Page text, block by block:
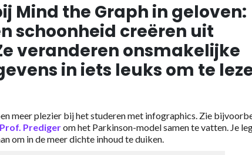
Mind the Graph in geloven:
schoonheid creëren uit
veranderen onsmakelijke
in iets leuks om te
meer plezier bij het studeren met infographics. Zie
Predigerom het Parkinson-model samen te vatten. Je
om in de meer dichte inhoud te duiken.